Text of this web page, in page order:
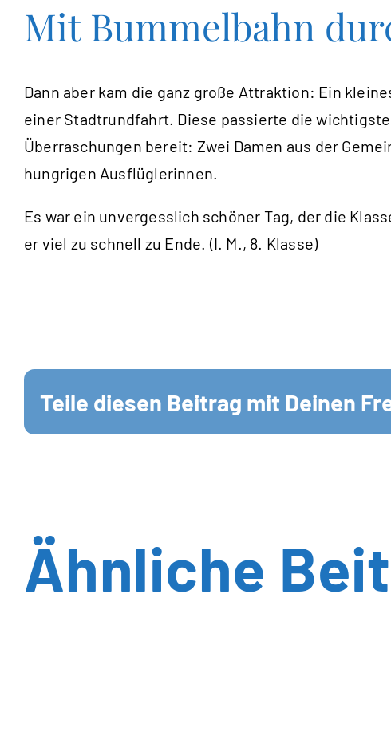
Mit Bummelbahn
Dann aber kam die ganz große Attraktion: Ein
einer Stadtrundfahrt. Diese passierte die
Überraschungen bereit: Zwei Damen aus der
hungrigen Ausflüglerinnen.
Es war ein unvergesslich schöner Tag, der die
er viel zu schnell zu Ende. (I. M., 8. Klasse)
Teile diesen Beitrag mit Deinen
Ähnliche